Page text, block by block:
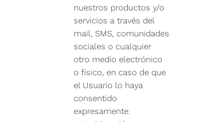
nuestros productos y/o
servicios a través del
mail, SMS, comunidades
sociales o cualquier
otro medio electrónico
o físico, en caso de que
el Usuario lo haya
consentido
expresamente.